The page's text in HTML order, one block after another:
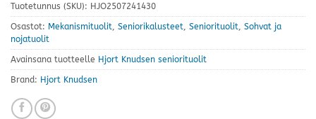
Tuotetunnus (SKU): HJO2507241430
Osastot: Mekanismituolit, Seniorikalusteet, Seniorituolit, Sohvat ja
nojatuolit
Avainsana tuotteelle Hjort Knudsen seniorituolit
Brand: Hjort Knudsen